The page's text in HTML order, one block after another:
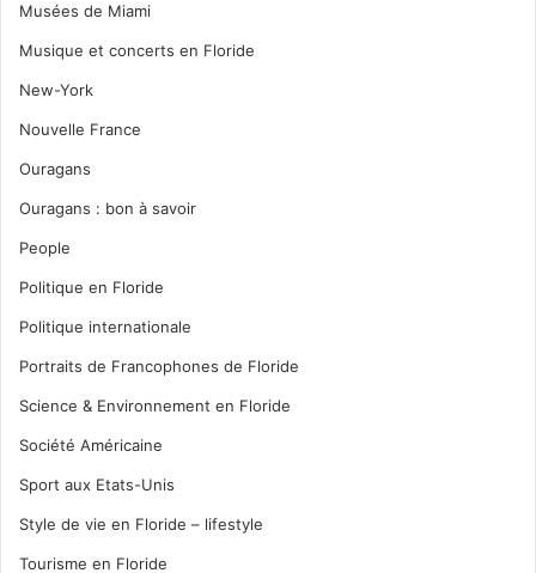
Musées de Miami
Musique et concerts en Floride
New-York
Nouvelle France
Ouragans
Ouragans : bon à savoir
People
Politique en Floride
Politique internationale
Portraits de Francophones de Floride
Science & Environnement en Floride
Société Américaine
Sport aux Etats-Unis
Style de vie en Floride – lifestyle
Tourisme en Floride